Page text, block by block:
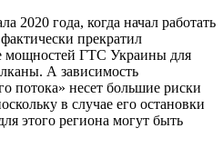
2020 года, когда начал работать
прекратил
мощностей ГТС Украины для
А зависимость
потока» несет большие риски
в случае его остановки
этого региона могут быть